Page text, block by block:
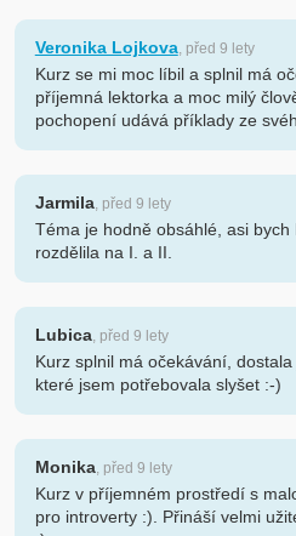
Veronika Lojkova, před 9 lety
Kurz se mi moc líbil a splnil má
příjemná lektorka a moc milý
pochopení udává příklady ze
Jarmila, před 9 lety
Téma je hodně obsáhlé, asi
rozdělila na I. a II.
Lubica, před 9 lety
Kurz splnil má očekávání,
které jsem potřebovala slyšet :-)
Monika, před 9 lety
Kurz v příjemném prostředí s
pro introverty :). Přináší velmi